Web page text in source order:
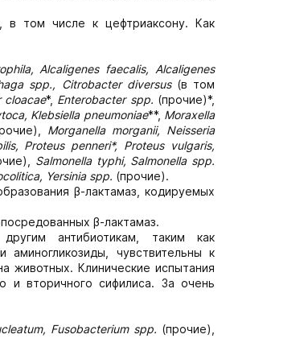
в том числе к цефтриаксону. Как
Alcaligenes faecalis, Alcaligenes
spp., Citrobacter diversus(в том
cloacae*, Enterobacter spp. (прочие)*,
Klebsiella pneumoniae**, Moraxella
Morganella morganii, Neisseria
Proteus penneri*, Proteus vulgaris,
Salmonella typhi, Salmonella spp.
Yersinia spp. (прочие).
β-лактамаз, кодируемых
β-лактамаз.
антибиотикам, таким как
чувствительны к
животных. Клинические испытания
и вторичного сифилиса. За очень
Fusobacterium spp. (прочие),